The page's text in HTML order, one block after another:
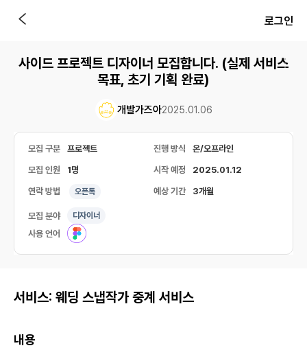
로그인
사이드 프로젝트 디자이너 모집합니다. (실제 서비스
목표, 초기 기획 완료)
개발가즈아2025.01.06
모집 구분 프로젝트 진행 방식 온/오프라인
모집 인원 1명 시작 예정 2025.01.12
연락 방법 오픈톡 예상 기간 3개월
모집 분야 디자이너
사용 언어
서비스: 웨딩 스냅작가 중계 서비스
내용